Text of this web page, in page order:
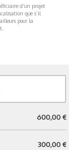
d’un projet
que s’il
pour la
600,00 €
300,00 €